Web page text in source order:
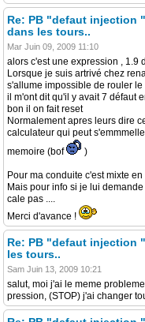
Re: PB "defaut injection
dans les tours..
Mar Juin 09, 2009 11:10
alors c'est une expression , 1.9
Lorsque je suis artrivé chez
s'allume impossible de rouler
il m'ont dit qu'il y avait 7 défaut
bon il on fait reset
Normalement apres leurs dire
calculateur qui peut
memoire (bof
)
Pour ma conduite c'est mixte
Mais pour info si je lui
cale pas ....
Merci d'avance !
Re: PB "defaut injection
les tours..
Sam Juin 13, 2009 10:21
salut, moi j'ai le meme
pression, (STOP) j'ai changer